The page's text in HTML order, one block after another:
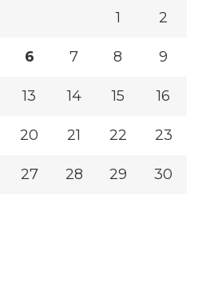
1 2
6 7 8 9
13 14 15 16
20 21 22 23
27 28 29 30